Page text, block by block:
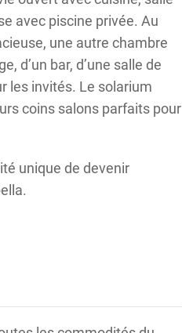
avec piscine privée. Au
une autre chambre
d’un bar, d’une salle de
les invités. Le solarium
coins salons parfaits pour
unique de devenir